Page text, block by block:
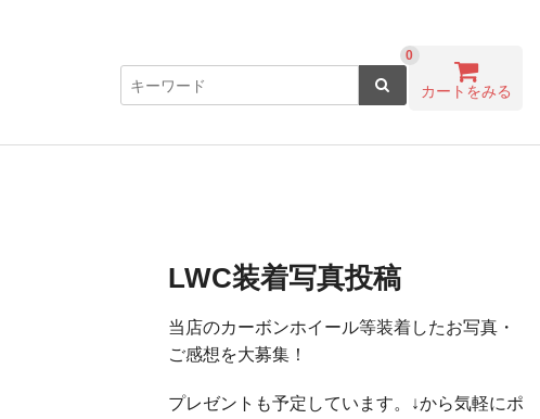
カートをみる
0
LWC装着写真投稿
当店のカーボンホイール等装着したお写真・
ご感想を大募集！
プレゼントも予定しています。↓から気軽にポ